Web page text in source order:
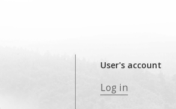
User's account
Log in